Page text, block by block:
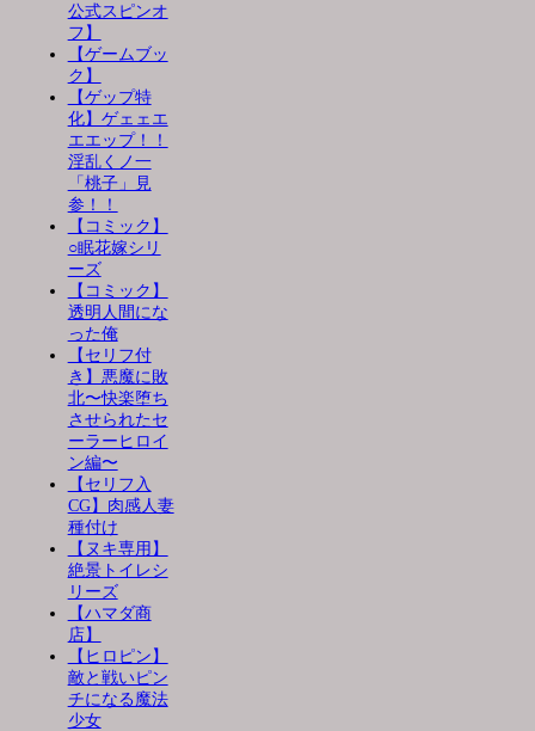
公式スピンオ
フ】
【ゲームブッ
ク】
【ゲップ特
化】ゲェェエ
エエップ！！
淫乱くノ一
「桃子」見
参！！
【コミック】
○眠花嫁シリ
ーズ
【コミック】
透明人間にな
った俺
【セリフ付
き】悪魔に敗
北〜快楽堕ち
させられたセ
ーラーヒロイ
ン編〜
【セリフ入
CG】肉感人妻
種付け
【ヌキ専用】
絶景トイレシ
リーズ
【ハマダ商
店】
【ヒロピン】
敵と戦いピン
チになる魔法
少女